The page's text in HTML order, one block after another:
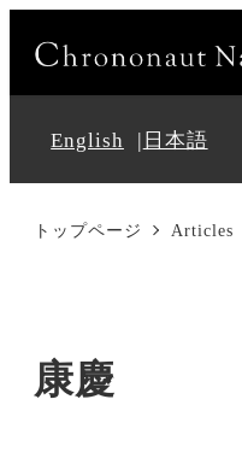
English 日本語
トップページ Articles
康慶